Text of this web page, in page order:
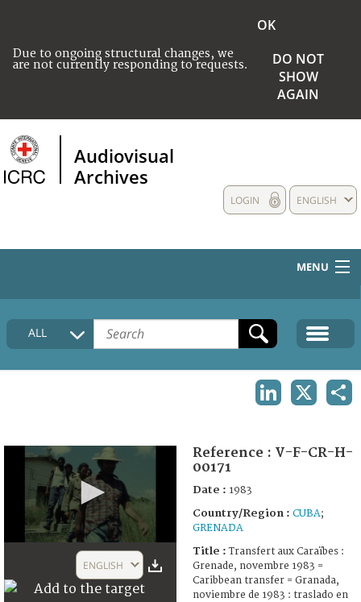
Due to ongoing structural changes, we
are not currently responding to requests.
OK
DO NOT
SHOW
AGAIN
Audiovisual
Archives
ENGLISH
LOGIN
MENU
HOME
COLLECTIONS DESCRIPTION
ALL
15
ENGLISH
Reference : V-F-CR-H-
00171
Date : 1983
Country/Region : CUBA;
GRENADA
Title :Transfert aux Caraïbes :
Grenade, novembre 1983 =
Caribbean transfer = Granada,
noviembre de 1983 : traslado en